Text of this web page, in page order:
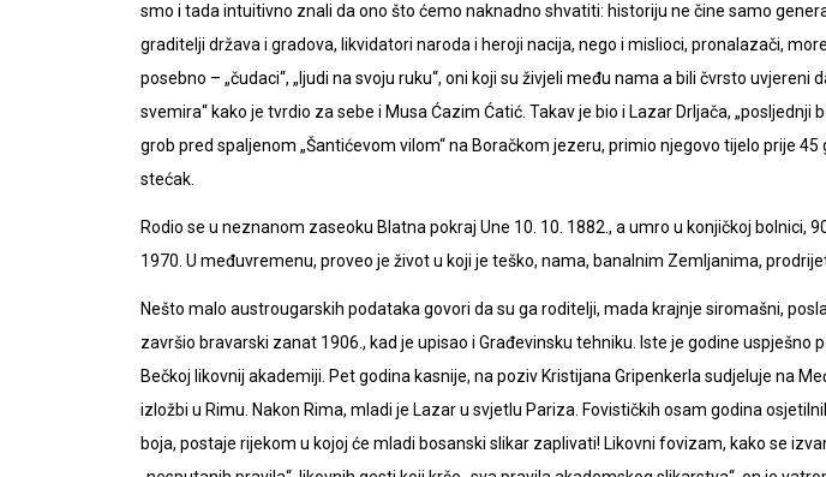
smo i tada intuitivno znali da ono što ćemo naknadno shvatiti: historiju ne čine samo
graditelji država i gradova, likvidatori naroda i heroji nacija, nego i mislioci, pronalazači,
posebno – „čudaci“, „ljudi na svoju ruku“, oni koji su živjeli među nama a bili čvrsto uvjereni
svemira“ kako je tvrdio za sebe i Musa Ćazim Ćatić. Takav je bio i Lazar Drljača, „posljednji
grob pred spaljenom „Šantićevom vilom“ na Boračkom jezeru, primio njegovo tijelo prije 45
stećak.
Rodio se u neznanom zaseoku Blatna pokraj Une 10. 10. 1882., a umro u konjičkoj bolnici,
1970. U međuvremenu, proveo je život u koji je teško, nama, banalnim Zemljanima,
Nešto malo austrougarskih podataka govori da su ga roditelji, mada krajnje siromašni,
završio bravarski zanat 1906., kad je upisao i Građevinsku tehniku. Iste je godine uspješno
Bečkoj likovnij akademiji. Pet godina kasnije, na poziv Kristijana Gripenkerla sudjeluje na
izložbi u Rimu. Nakon Rima, mladi je Lazar u svjetlu Pariza. Fovističkih osam godina
boja, postaje rijekom u kojoj će mladi bosanski slikar zaplivati! Likovni fovizam, kako se